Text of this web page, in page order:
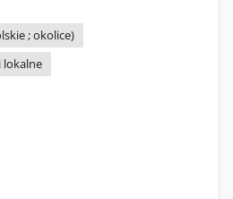
; okolice)
lokalne